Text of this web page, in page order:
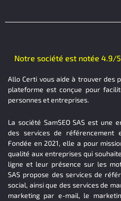
Notre société est notée 4.9/
Allo Certi vous aide à trouver des
plateforme est conçue pour
personnes et entreprises.
La société SamSEO SAS est une
des services de référencement
Fondée en 2021, elle a pour
qualité aux entreprises qui
ligne et leur présence sur les
SAS propose des services de
social, ainsi que des services de
marketing par e-mail, le